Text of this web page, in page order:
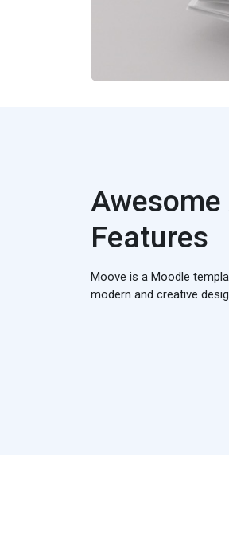
Awesome
Features
Moove is a Moodle
modern and creative